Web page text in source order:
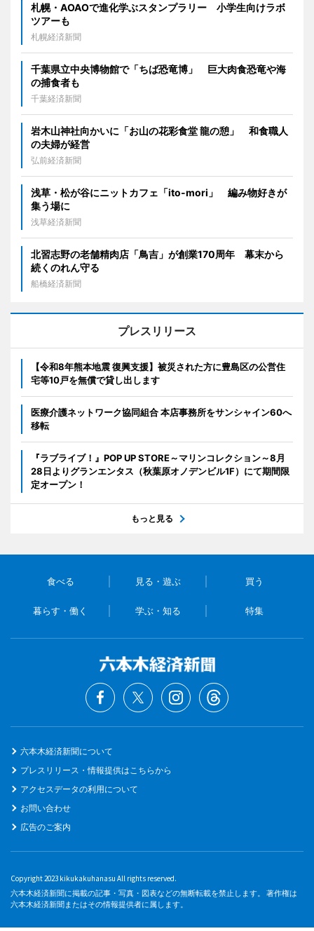
札幌・AOAOで進化学ぶスタンプラリー 小学生向けラボ
ツアーも
札幌経済新聞
千葉県立中央博物館で「ちば恐竜博」 巨大肉食恐竜や海
の捕食者も
千葉経済新聞
岩木山神社向かいに「お山の花彩食堂 龍の憩」 和食職人
の夫婦が経営
弘前経済新聞
浅草・松が谷にニットカフェ「ito-mori」 編み物好きが
集う場に
浅草経済新聞
北習志野の老舗精肉店「鳥吉」が創業170周年 幕末から
続くのれん守る
船橋経済新聞
プレスリリース
【令和8年熊本地震 復興支援】被災された方に豊島区の公営住
宅等10戸を無償で貸し出します
医療介護ネットワーク協同組合 本店事務所をサンシャイン60へ
移転
『ラブライブ！』POP UP STORE～マリンコレクション～8月
28日よりグランエンタス（秋葉原オノデンビル1F）にて期間限
定オープン！
もっと見る
食べる 見る・遊ぶ 買う
暮らす・働く 学ぶ・知る 特集
六本木経済新聞について
プレスリリース・情報提供はこちらから
アクセスデータの利用について
お問い合わせ
広告のご案内
Copyright 2023 kikukakuhanasu All rights reserved.
六本木経済新聞に掲載の記事・写真・図表などの無断転載を禁止します。 著作権は
六本木経済新聞またはその情報提供者に属します。